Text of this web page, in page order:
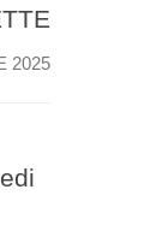
2025